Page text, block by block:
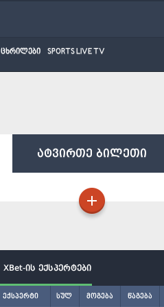
ცხრილები SPORTS LIVE TV
ატვირთე ბილეთი
XBet-ის ექსპერტები
ექსპერტი სულ მოგება წაგება